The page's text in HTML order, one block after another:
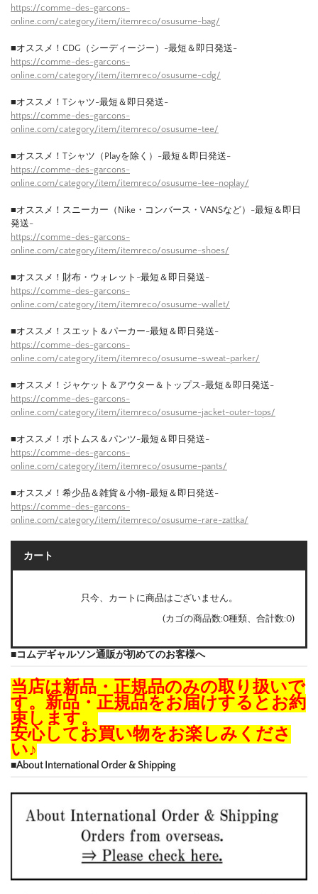
https://comme-des-garcons-
online.com/category/item/itemreco/osusume-bag/
■オススメ！CDG（シーディージー）-最短＆即日発送-
https://comme-des-garcons-
online.com/category/item/itemreco/osusume-cdg/
■オススメ！Tシャツ-最短＆即日発送-
https://comme-des-garcons-
online.com/category/item/itemreco/osusume-tee/
■オススメ！Tシャツ（Playを除く）-最短＆即日発送-
https://comme-des-garcons-
online.com/category/item/itemreco/osusume-tee-noplay/
■オススメ！スニーカー（Nike・コンバース・VANSなど）-最短＆即日
発送-
https://comme-des-garcons-
online.com/category/item/itemreco/osusume-shoes/
■オススメ！財布・ウォレット-最短＆即日発送-
https://comme-des-garcons-
online.com/category/item/itemreco/osusume-wallet/
■オススメ！スエット＆パーカー-最短＆即日発送-
https://comme-des-garcons-
online.com/category/item/itemreco/osusume-sweat-parker/
■オススメ！ジャケット＆アウター＆トップス-最短＆即日発送-
https://comme-des-garcons-
online.com/category/item/itemreco/osusume-jacket-outer-tops/
■オススメ！ボトムス＆パンツ-最短＆即日発送-
https://comme-des-garcons-
online.com/category/item/itemreco/osusume-pants/
■オススメ！希少品＆雑貨＆小物-最短＆即日発送-
https://comme-des-garcons-
online.com/category/item/itemreco/osusume-rare-zattka/
カート
只今、カートに商品はございません。
(カゴの商品数:0種類、合計数:0)
■コムデギャルソン通販が初めてのお客様へ
当店は新品・正規品のみの取り扱いで
す。新品・正規品をお届けするとお約
束します。
安心してお買い物をお楽しみくださ
い♪
■About International Order & Shipping